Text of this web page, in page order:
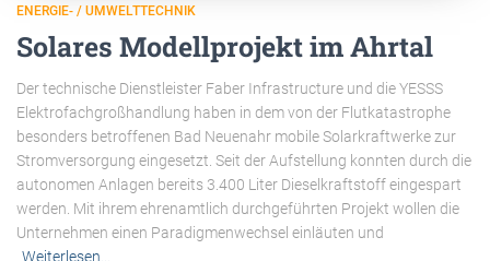
ENERGIE- / UMWELTTECHNIK
Solares Modellprojekt im Ahrtal
Der technische Dienstleister Faber Infrastructure und die YESSS
Elektrofachgroßhandlung haben in dem von der Flutkatastrophe
besonders betroffenen Bad Neuenahr mobile Solarkraftwerke zur
Stromversorgung eingesetzt. Seit der Aufstellung konnten durch die
autonomen Anlagen bereits 3.400 Liter Dieselkraftstoff eingespart
werden. Mit ihrem ehrenamtlich durchgeführten Projekt wollen die
Unternehmen einen Paradigmenwechsel einläuten und
Weiterlesen…